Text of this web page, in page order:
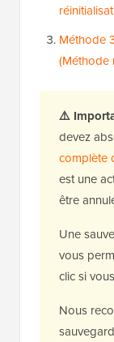
Méthode
(Méthode
⚠️
devez
complète
est une
être
Une
vous
clic si
Nous